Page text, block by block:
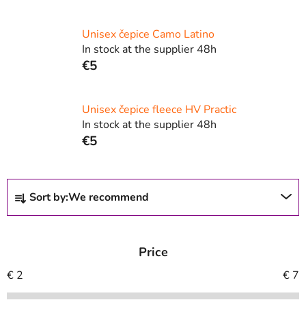
Unisex čepice Camo Latino
In stock at the supplier 48h
€5
Unisex čepice fleece HV Practic
In stock at the supplier 48h
€5
P
o
c
t
Sort by:We recommend
Price
€ 2 € 7